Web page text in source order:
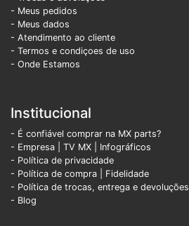
- Meus pedidos
- Meus dados
- Atendimento ao cliente
- Termos e condiçoes de uso
- Onde Estamos
Institucional
- É confiável comprar na MX parts?
- Empresa
TV MX
Infográficos
- Política de privacidade
- Política de compra | Fidelidade
- Política de trocas, entrega e devoluções
- Blog